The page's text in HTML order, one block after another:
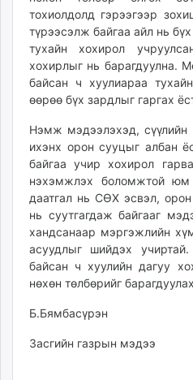
тохиолдолд гэрээгээр
түрээсэлж байгаа айл нь
тухайн хохирол
хохирлыг нь барагдуулна.
байсан ч хуулиараа
өөрөө бүх зардлыг гаргах
Нэмж мэдээлэхэд, сүүлийн
ихэнх орон сууцыг албан
байгаа учир хохирол
нэхэмжлэх боломжтой юм
даатгал нь СӨХ эсвэл,
нь суутгагдаж байгааг
хандсанаар мэргэжлийн
асуудлыг шийдэх учиртай.
байсан ч хуулийн дагуу
нөхөн төлбөрийг
Б.Бямбасүрэн
Засгийн газрын мэдээ